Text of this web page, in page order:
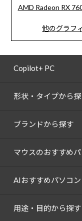
ワークステーショ
Windows 11
AMD Radeon RX
他のグラフ
Copilot+ PC
形状・タイプから
ブランドから探す
マウスのおすすめ
AIおすすめパソコン
用途・目的から探す